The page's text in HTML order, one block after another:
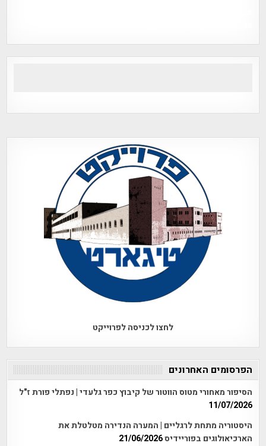
לחצו לכניסה לפרוייקט
הפרסומים האחרונים
הסיפור מאחורי מטוס הווטור של קיבוץ כפר גלעדי | נפתלי פורת ז"ל
11/07/2026
היסטוריה מתחת לרגליים | המערה הנדירה מטלטלת את
הארכיאולוגים בפוריידיס21/06/2026